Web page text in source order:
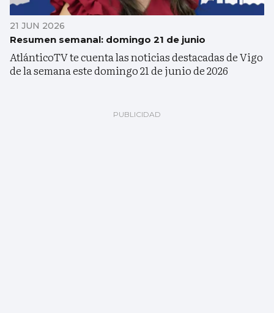
21 JUN 2026
Resumen semanal: domingo 21 de junio
AtlánticoTV te cuenta las noticias destacadas de Vigo
de la semana este domingo 21 de junio de 2026